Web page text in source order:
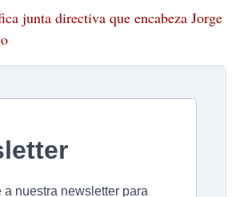
junta directiva que encabeza Jorge